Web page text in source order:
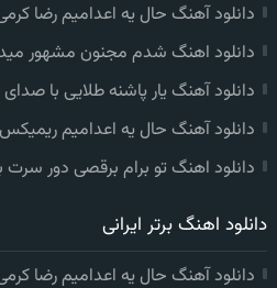
دانلود آهنگ حال یه اعدامیم رضا
دانلود اهنگ شدم مجنون مشهور
دانلود آهنگ یار پاشنه طلایی با
دانلود آهنگ حال یه اعدامیم
دانلود اهنگ تو برام برقصی دور
دانلود اهنگ برتر ایرانی
دانلود آهنگ حال یه اعدامیم رضا